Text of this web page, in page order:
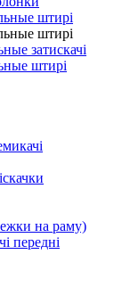
штирі
штирі
затискачі
штирі
на раму)
передні